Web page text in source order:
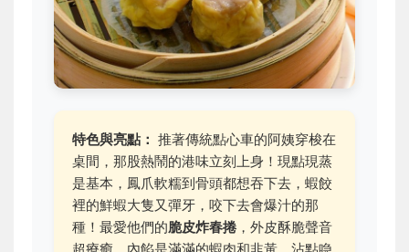
特色與亮點： 推著傳統點心車的阿姨穿梭在
桌間，那股熱鬧的港味立刻上身！現點現蒸
是基本，鳳爪軟糯到骨頭都想吞下去，蝦餃
裡的鮮蝦大隻又彈牙，咬下去會爆汁的那
種！最愛他們的脆皮炸春捲，外皮酥脆聲音